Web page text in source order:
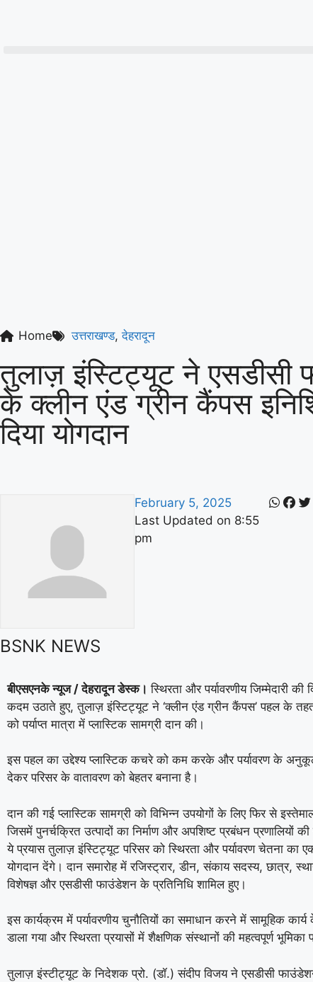
Home उत्तराखण्ड,देहरादून
तुलाज़ इंस्टिट्यूट ने एसडीसी
के क्लीन एंड ग्रीन कैंपस
दिया योगदान
BSNK NEWS
February 5, 2025
Last Updated on 8:55
pm
बीएसएनके न्यूज / देहरादून डेस्क। स्थिरता और पर्यावरणीय जिम्मेदारी की
कदम उठाते हुए, तुलाज़ इंस्टिट्यूट ने ‘क्लीन एंड ग्रीन कैंपस’ पहल के
को पर्याप्त मात्रा में प्लास्टिक सामग्री दान की।
इस पहल का उद्देश्य प्लास्टिक कचरे को कम करके और पर्यावरण के
देकर परिसर के वातावरण को बेहतर बनाना है।
दान की गई प्लास्टिक सामग्री को विभिन्न उपयोगों के लिए फिर से
जिसमें पुनर्चक्रित उत्पादों का निर्माण और अपशिष्ट प्रबंधन प्रणालियों
ये प्रयास तुलाज़ इंस्टिट्यूट परिसर को स्थिरता और पर्यावरण चेतना का
योगदान देंगे। दान समारोह में रजिस्ट्रार, डीन, संकाय सदस्य, छात्र,
विशेषज्ञ और एसडीसी फाउंडेशन के प्रतिनिधि शामिल हुए।
इस कार्यक्रम में पर्यावरणीय चुनौतियों का समाधान करने में सामूहिक
डाला गया और स्थिरता प्रयासों में शैक्षणिक संस्थानों की महत्वपूर्ण भूमिका
तुलाज़ इंस्टीट्यूट के निदेशक प्रो. (डॉ.) संदीप विजय ने एसडीसी